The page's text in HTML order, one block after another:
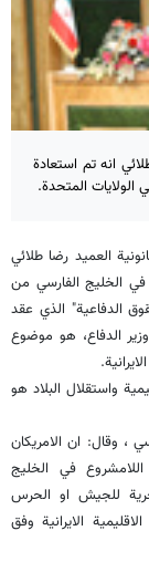
انه تم استعادة
العميد رضا طلائي
في الخليج الفارسي من
الدفاعية" الذي عقد
الدفاع، هو موضوع
واستقلال البلاد هو
، وقال: ان الامريكان
في الخليج
للجيش او الحرس
الايرانية وفق